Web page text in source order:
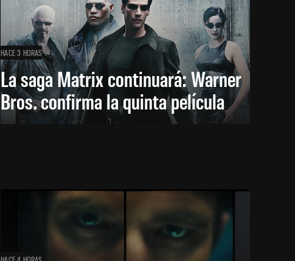
HACE 3 HORAS
La saga Matrix continuará: Warner
Bros. confirma la quinta película